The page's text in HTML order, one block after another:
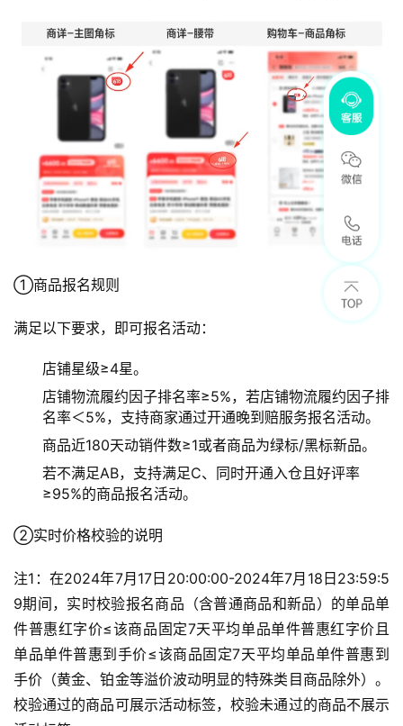
①商品报名规则
满足以下要求，即可报名活动：
店铺星级≥4星。
店铺物流履约因子排名率≥5%，若店铺物流履约因子排
名率＜5%，支持商家通过开通晚到赔服务报名活动。
商品近180天动销件数≥1或者商品为绿标/黑标新品。
若不满足AB，支持满足C、同时开通入仓且好评率
≥95%的商品报名活动。
②实时价格校验的说明
注1：在2024年7月17日20:00:00-2024年7月18日23:59:5
9期间，实时校验报名商品（含普通商品和新品）的单品单
件普惠红字价≤该商品固定7天平均单品单件普惠红字价且
单品单件普惠到手价≤该商品固定7天平均单品单件普惠到
手价（黄金、铂金等溢价波动明显的特殊类目商品除外）。
校验通过的商品可展示活动标签，校验未通过的商品不展示